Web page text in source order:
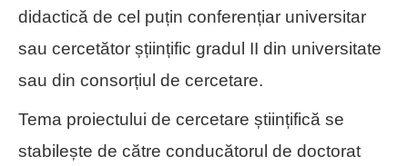
didactică de cel puțin conferențiar universitar
sau cercetător șțiințific gradul II din universitate
sau din consorțiul de cercetare.
Tema proiectului de cercetare științifică se
stabilește de către conducătorul de doctorat